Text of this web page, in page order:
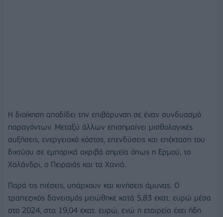
Η διοίκηση αποδίδει την επιβάρυνση σε έναν συνδυασμό
παραγόντων. Μεταξύ άλλων επισημαίνει μισθολογικές
αυξήσεις, ενεργειακό κόστος, επενδύσεις και επέκταση του
δικτύου σε εμπορικά ακριβά σημεία όπως η Ερμού, το
Χαλάνδρι, ο Πειραιάς και τα Χανιά.
Παρά τις πιέσεις, υπάρχουν και κινήσεις άμυνας. Ο
τραπεζικός δανεισμός μειώθηκε κατά 5,83 εκατ. ευρώ μέσα
στο 2024, στα 19,04 εκατ. ευρώ, ενώ η εταιρεία έχει ήδη